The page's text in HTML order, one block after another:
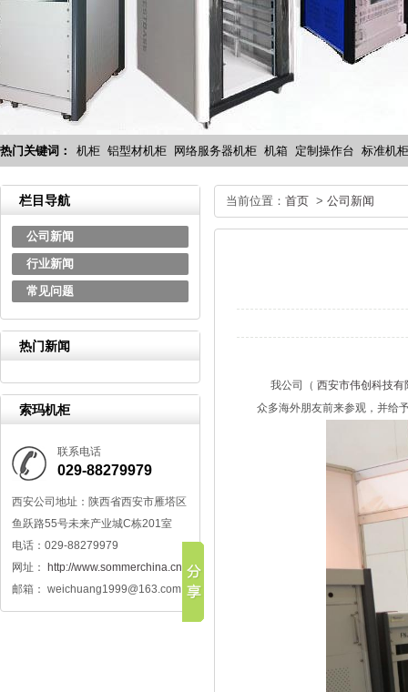
热门关键词： 机柜 铝型材机柜 网络服务器机柜 机箱 定制操作台 标准机柜
栏目导航
公司新闻
行业新闻
常见问题
热门新闻
索玛机柜
联系电话
029-88279979
西安公司地址：陕西省西安市雁塔区
鱼跃路55号未来产业城C栋201室
电话：029-88279979
网址：
http://www.sommerchina.cn/
邮箱： weichuang1999@163.com
当前位置： 首页 > 公司新闻
我公司（ 西安市伟创科技有
众多海外朋友前来参观，并给